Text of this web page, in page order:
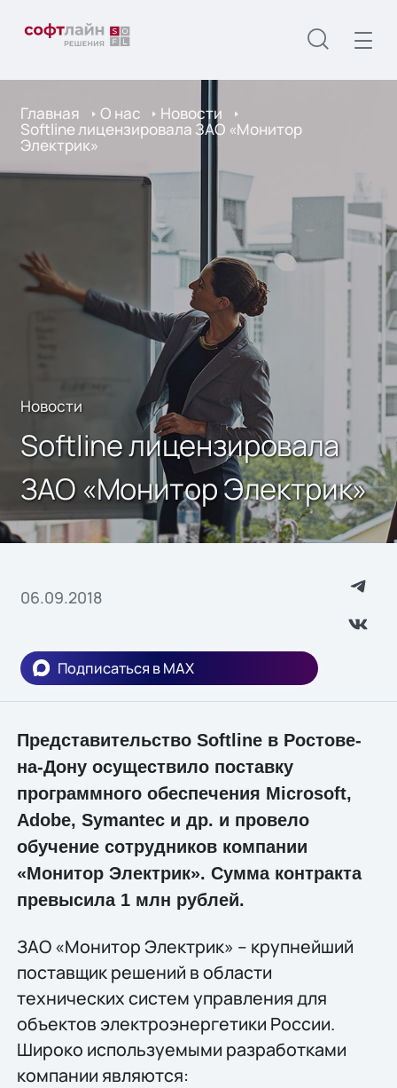
Главная О нас Новости
Softline лицензировала ЗАО «Монитор
Электрик»
Новости
Softline лицензировала
ЗАО «Монитор Электрик»
06.09.2018
Подписаться в MAX
Представительство Softline в Ростове-
на-Дону осуществило поставку
программного обеспечения Microsoft,
Adobe, Symantec и др. и провело
обучение сотрудников компании
«Монитор Электрик». Сумма контракта
превысила 1 млн рублей.
ЗАО «Монитор Электрик» – крупнейший
поставщик решений в области
технических систем управления для
объектов электроэнергетики России.
Широко используемыми разработками
компании являются: